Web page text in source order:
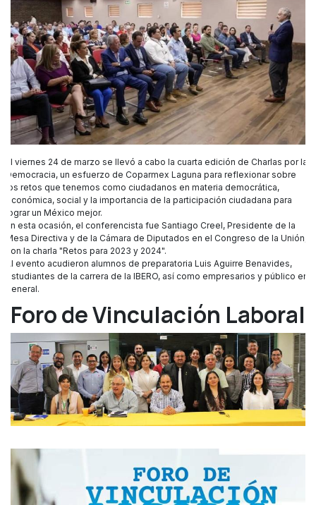
El viernes 24 de marzo se llevó a cabo la cuarta edición de Charlas por la
Democracia, un esfuerzo de Coparmex Laguna para reflexionar sobre
los retos que tenemos como ciudadanos en materia democrática,
económica, social y la importancia de la participación ciudadana para
lograr un México mejor.
En esta ocasión, el conferencista fue Santiago Creel, Presidente de la
Mesa Directiva y de la Cámara de Diputados en el Congreso de la Unión,
con la charla "Retos para 2023 y 2024".
Al evento acudieron alumnos de preparatoria Luis Aguirre Benavides,
estudiantes de la carrera de la IBERO, así como empresarios y público en
general.
Foro de Vinculación Laboral